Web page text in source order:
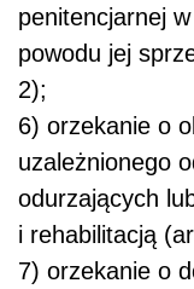
penitencjarnej
powodu jej
2);
6) orzekanie o
uzależnionego
odurzających
i rehabilitacją
7) orzekanie o